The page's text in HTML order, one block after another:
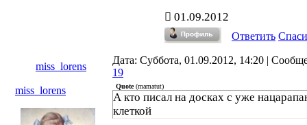
01.09.2012
Ответить
miss_lorens
Дата: Суббота, 01.09.2012, 14:20 |
19
miss_lorens
Quote(mamatut)
А кто писал на досках с уже
клеткой